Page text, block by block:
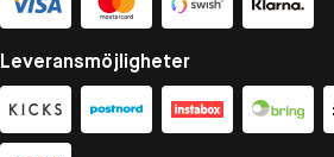
Leveransmöjligheter